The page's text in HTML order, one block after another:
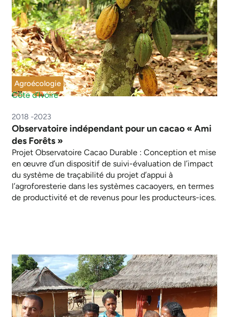
Agroécologie
Côte d’Ivoire
2018 -2023
Observatoire indépendant pour un cacao « Ami
des Forêts »
Projet Observatoire Cacao Durable : Conception et mise
en œuvre d’un dispositif de suivi-évaluation de l’impact
du système de traçabilité du projet d’appui à
l’agroforesterie dans les systèmes cacaoyers, en termes
de productivité et de revenus pour les producteurs-ices.